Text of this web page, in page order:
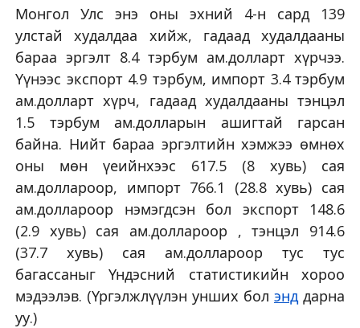
Монгол Улс энэ оны эхний 4-н сард 139
улстай худалдаа хийж, гадаад худалдааны
бараа эргэлт 8.4 тэрбум ам.долларт хүрчээ.
Үүнээс экспорт 4.9 тэрбум, импорт 3.4 тэрбум
ам.долларт хүрч, гадаад худалдааны тэнцэл
1.5 тэрбум ам.долларын ашигтай гарсан
байна. Нийт бараа эргэлтийн хэмжээ өмнөх
оны мөн үеийнхээс 617.5 (8 хувь) сая
ам.доллароор, импорт 766.1 (28.8 хувь) сая
ам.доллароор нэмэгдсэн бол экспорт 148.6
(2.9 хувь) сая ам.доллароор , тэнцэл 914.6
(37.7 хувь) сая ам.доллароор тус тус
багассаныг Үндэсний статистикийн хороо
мэдээлэв. (Үргэлжлүүлэн унших бол энддарна
уу.)